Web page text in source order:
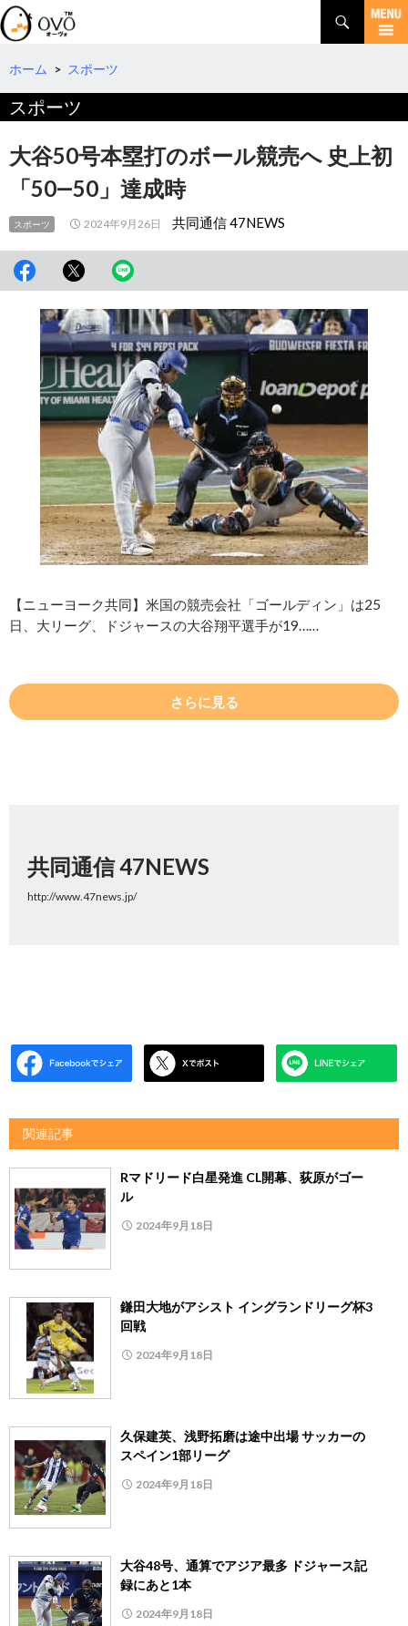
検
索
コ
テ
へ
動
ホーム > スポーツ
スポーツ
大谷50号本塁打のボール競売へ 史上初
「50―50」達成時
スポーツ 2024年9月26日 共同通信 47NEWS
【ニューヨーク共同】米国の競売会社「ゴールディン」は25
日、大リーグ、ドジャースの大谷翔平選手が19……
さらに見る
共同通信 47NEWS
http://www.47news.jp/
関連記事
Rマドリード白星発進 CL開幕、荻原がゴー
ル
2024年9月18日
鎌田大地がアシスト イングランドリーグ杯3
回戦
2024年9月18日
久保建英、浅野拓磨は途中出場 サッカーの
スペイン1部リーグ
2024年9月18日
大谷48号、通算でアジア最多 ドジャース記
録にあと1本
2024年9月18日